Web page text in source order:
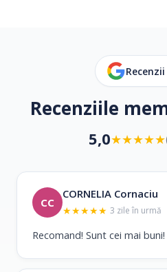
Recenziile
5,0★★★★★
CC
CORNELIA Cornaciu
★★★★★ 3 zile în urmă
Recomand! Sunt cei mai